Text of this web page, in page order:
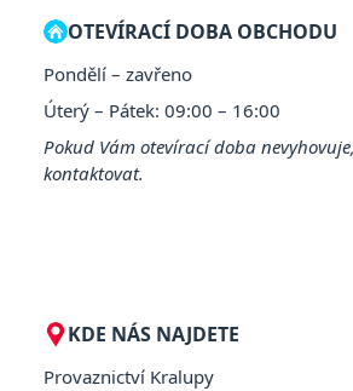
OTEVÍRACÍ DOBA OBCHODU
Pondělí – zavřeno
Úterý – Pátek: 09:00 – 16:00
Pokud Vám otevírací doba
kontaktovat.
KDE NÁS NAJDETE
Provaznictví Kralupy